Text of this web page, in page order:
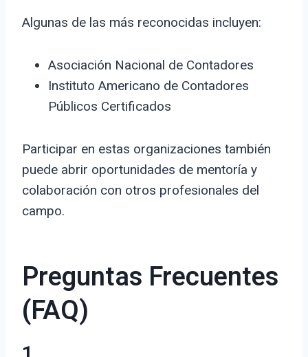
Algunas de las más reconocidas incluyen:
Asociación Nacional de Contadores
Instituto Americano de Contadores
Públicos Certificados
Participar en estas organizaciones también
puede abrir oportunidades de mentoría y
colaboración con otros profesionales del
campo.
Preguntas Frecuentes
(FAQ)